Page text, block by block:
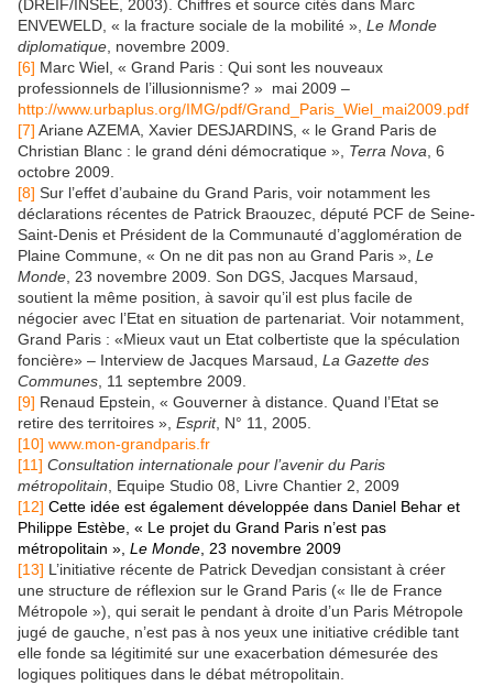
(DREIF/INSEE, 2003). Chiffres et source cités dans Marc
ENVEWELD, « la fracture sociale de la mobilité », Le Monde
diplomatique , novembre 2009.
[6] Marc Wiel, « Grand Paris : Qui sont les nouveaux
professionnels de l’illusionnisme? » mai 2009 –
http://www.urbaplus.org/IMG/pdf/Grand_Paris_Wiel_mai2009.pdf
[7] Ariane AZEMA, Xavier DESJARDINS, « le Grand Paris de
Christian Blanc : le grand déni démocratique », Terra Nova , 6
octobre 2009.
[8] Sur l’effet d’aubaine du Grand Paris, voir notamment les
déclarations récentes de Patrick Braouzec, député PCF de Seine-
Saint-Denis et Président de la Communauté d’agglomération de
Plaine Commune, « On ne dit pas non au Grand Paris », Le
Monde , 23 novembre 2009. Son DGS, Jacques Marsaud,
soutient la même position, à savoir qu’il est plus facile de
négocier avec l’Etat en situation de partenariat. Voir notamment,
Grand Paris : «Mieux vaut un Etat colbertiste que la spéculation
foncière» – Interview de Jacques Marsaud, La Gazette des
Communes , 11 septembre 2009.
[9] Renaud Epstein, « Gouverner à distance. Quand l’Etat se
retire des territoires », Esprit, N° 11, 2005.
[10] www.mon-grandparis.fr
[11] Consultation internationale pour l’avenir du Paris
métropolitain , Equipe Studio 08, Livre Chantier 2, 2009
[12] Cette idée est également développée dans Daniel Behar et
Philippe Estèbe, « Le projet du Grand Paris n’est pas
métropolitain », Le Monde , 23 novembre 2009
[13] L’initiative récente de Patrick Devedjan consistant à créer
une structure de réflexion sur le Grand Paris (« Ile de France
Métropole »), qui serait le pendant à droite d’un Paris Métropole
jugé de gauche, n’est pas à nos yeux une initiative crédible tant
elle fonde sa légitimité sur une exacerbation démesurée des
logiques politiques dans le débat métropolitain.